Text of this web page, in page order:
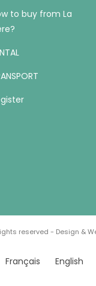
to buy from La
reserved - Design &
Français English